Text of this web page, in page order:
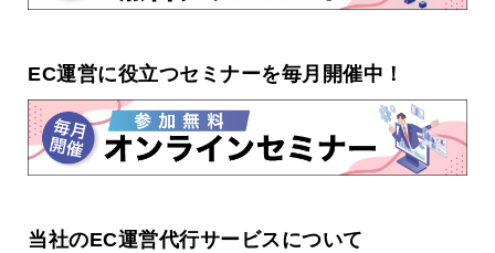
EC運営に役立つセミナーを毎月開催中！
当社のEC運営代行サービスについて